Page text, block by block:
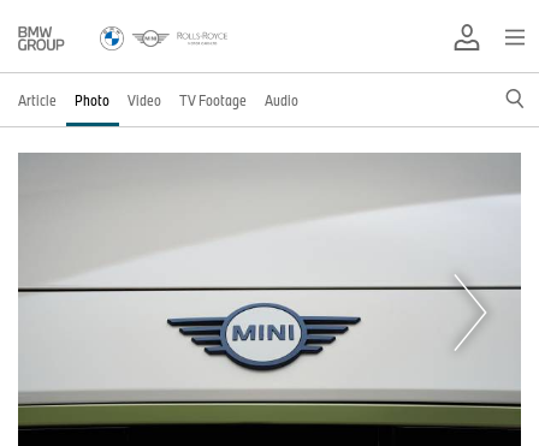
Article Photo Video TV Footage Audio